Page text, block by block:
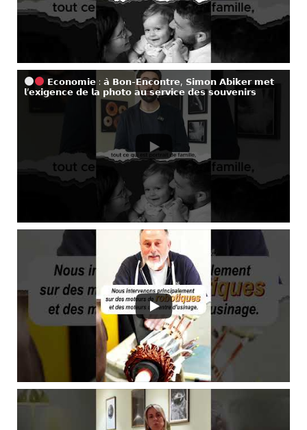
𝗘𝗰𝗼𝗻𝗼𝗺𝗶𝗲 : 𝗮̀ 𝗕𝗼𝗻-𝗘𝗻𝗰𝗼𝗻𝘁𝗿𝗲, 𝗦𝗶𝗺𝗼𝗻 𝗔𝗯𝗶𝗸𝗲𝗿 𝗺𝗲𝘁
𝗹’𝗲𝘅𝗶𝗴𝗲𝗻𝗰𝗲 𝗱𝗲 𝗹𝗮 𝗽𝗵𝗼𝘁𝗼 𝗮𝘂 𝘀𝗲𝗿𝘃𝗶𝗰𝗲 𝗱𝗲𝘀 𝘀𝗼𝘂𝘃𝗲𝗻𝗶𝗿𝘀